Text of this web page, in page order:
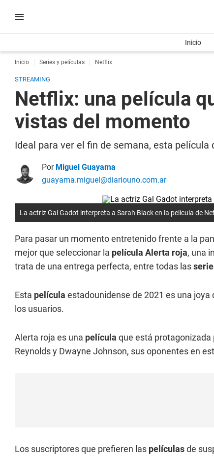
Inicio
Inicio Series y películas Netflix
STREAMING
Netflix: una película
vistas del momento
Ideal para ver el fin de semana, esta
Por Miguel Guayama
guayama.miguel@diariouno.com.ar
La actriz Gal Gadot interpreta a Sarah Black en la película de
Para pasar un momento entretenido frente a la
mejor que seleccionar la película Alerta roja, una
trata de una entrega perfecta, entre todas las
Esta película estadounidense de 2021 es una
los usuarios.
Alerta roja es una película que está protagonizada
Reynolds y Dwayne Johnson, sus oponentes en
Los suscriptores que prefieren las películasde